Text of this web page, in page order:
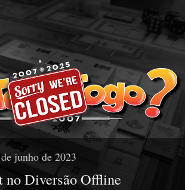
junho de 2023
no Diversão Offline